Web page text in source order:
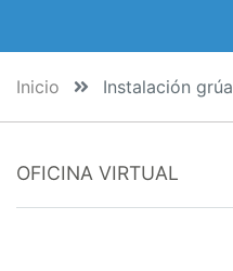
Inicio Instalación grúa
OFICINA VIRTUAL